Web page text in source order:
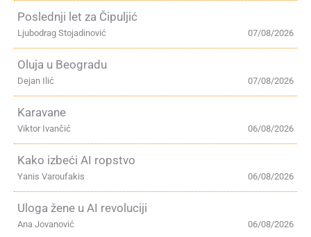
Poslednji let za Čipuljić
07/08/2026
Ljubodrag Stojadinović
Oluja u Beogradu
07/08/2026
Dejan Ilić
Karavane
06/08/2026
Viktor Ivančić
Kako izbeći AI ropstvo
06/08/2026
Yanis Varoufakis
Uloga žene u AI revoluciji
06/08/2026
Ana Jovanović